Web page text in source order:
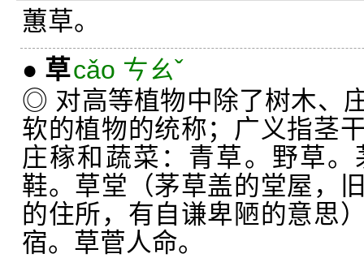
蕙草。
● 草cǎo ㄘㄠˇ
◎ 对高等植物中除了树木、
软的植物的统称；广义指茎
庄稼和蔬菜：青草。野草
鞋。草堂（茅草盖的堂屋，
的住所，有自谦卑陋的意思
宿。草菅人命。